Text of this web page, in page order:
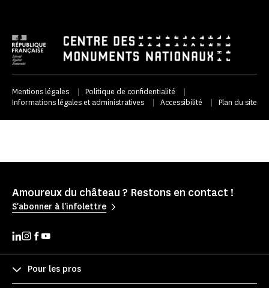
Mentions légales | Politique de confidentialité
|
Informations légales et administratives
| Accessibilité | Plan du site
Amoureux du château ? Restons en contact !
S'abonner à l'infolettre
Pour les pros